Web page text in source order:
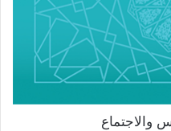
والاجتماع